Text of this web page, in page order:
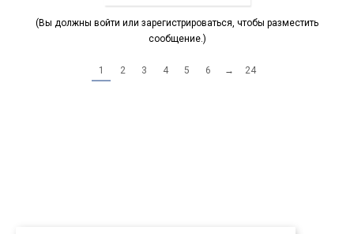
(Вы должны войти или зарегистрироваться, чтобы разместить
сообщение.)
1 2 3 4 5 6 → 24